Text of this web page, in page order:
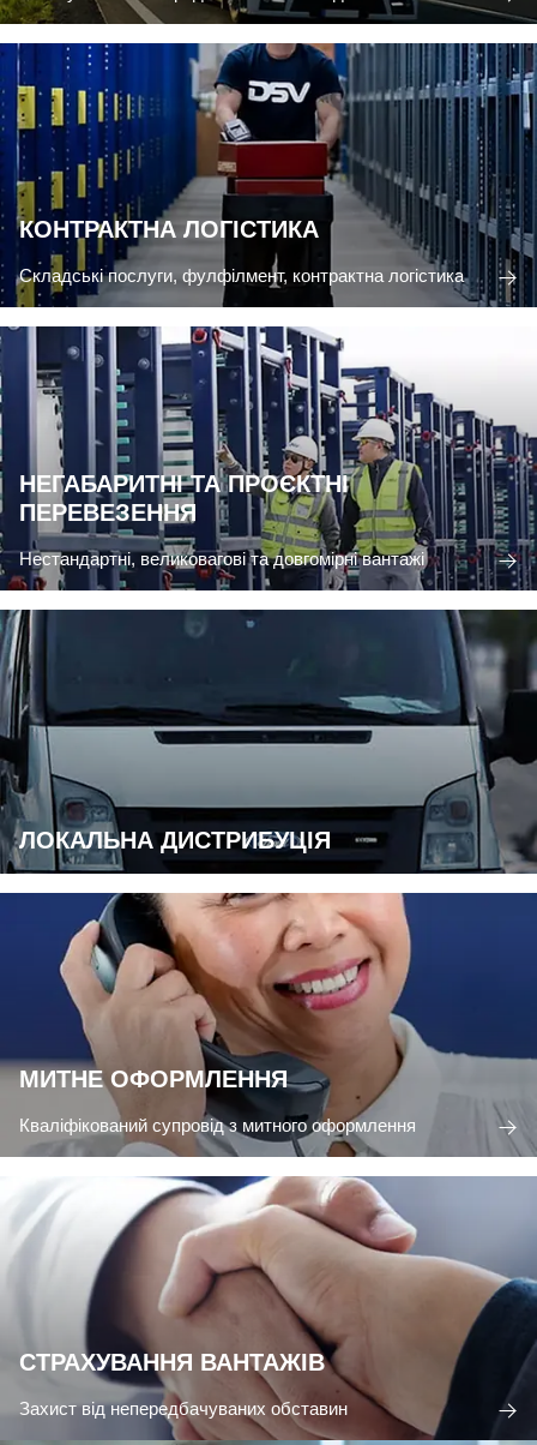
КОНТРАКТНА ЛОГІСТИКА
Складські послуги, фулфілмент, контрактна логістика
НЕГАБАРИТНІ ТА ПРОЄКТНІ
ПЕРЕВЕЗЕННЯ
Нестандартні, великовагові та довгомірні вантажі
ЛОКАЛЬНА ДИСТРИБУЦІЯ
МИТНЕ ОФОРМЛЕННЯ
Кваліфікований супровід з митного оформлення
СТРАХУВАННЯ ВАНТАЖІВ
Захист від непередбачуваних обставин